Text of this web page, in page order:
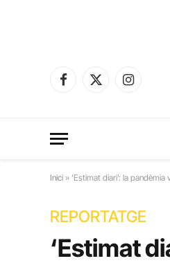
Facebook
X
Instagram
Inici » ‘Estimat diari’: la
REPORTATGE
‘Estimat